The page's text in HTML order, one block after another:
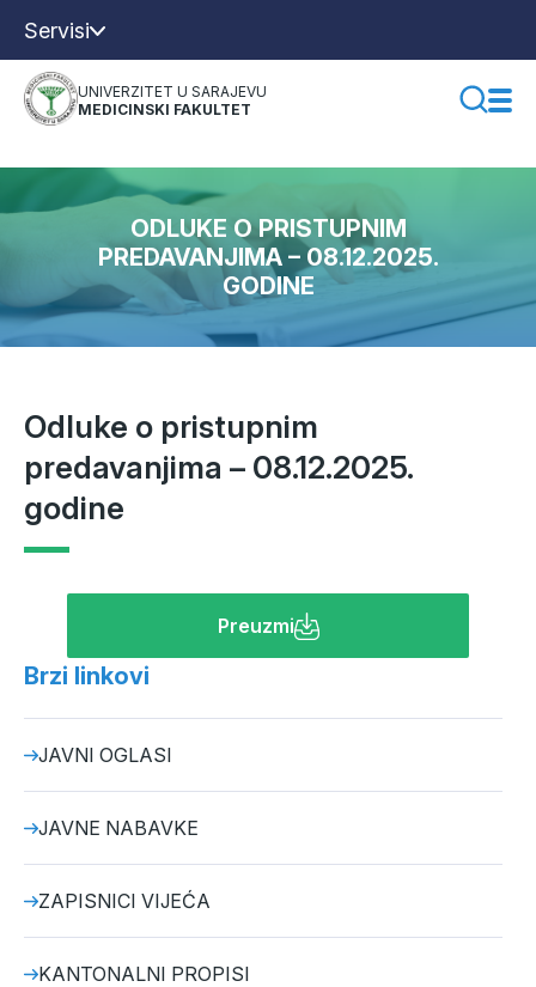
Servisi
UNIVERZITET U SARAJEVU
MEDICINSKI FAKULTET
ODLUKE O PRISTUPNIM
PREDAVANJIMA – 08.12.2025.
GODINE
Odluke o pristupnim
predavanjima – 08.12.2025.
godine
Preuzmi
Brzi linkovi
JAVNI OGLASI
JAVNE NABAVKE
ZAPISNICI VIJEĆA
KANTONALNI PROPISI